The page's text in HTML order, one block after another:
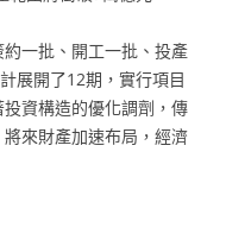
一批、開工一批、投產
展開了12期，實行項目
資構造的優化調劑，傳
來財產加速布局，經濟